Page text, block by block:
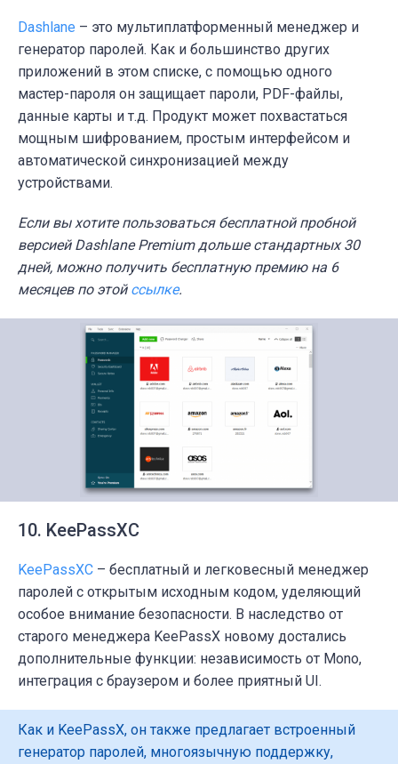
Dashlane – это мультиплатформенный менеджер и
генератор паролей. Как и большинство других
приложений в этом списке, с помощью одного
мастер-пароля он защищает пароли, PDF-файлы,
данные карты и т.д. Продукт может похвастаться
мощным шифрованием, простым интерфейсом и
автоматической синхронизацией между
устройствами.
Если вы хотите пользоваться бесплатной пробной
версией Dashlane Premium дольше стандартных 30
дней, можно получить бесплатную премию на 6
месяцев по этой ссылке.
10. KeePassXC
KeePassXC – бесплатный и легковесный менеджер
паролей с открытым исходным кодом, уделяющий
особое внимание безопасности. В наследство от
старого менеджера KeePassX новому достались
дополнительные функции: независимость от Mono,
интеграция с браузером и более приятный UI.
Как и KeePassX, он также предлагает встроенный
генератор паролей, многоязычную поддержку,